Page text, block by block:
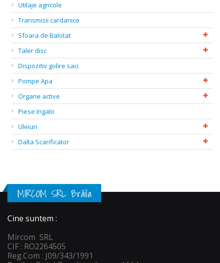
Utilaje agricole
Transmisii cardanice
Sfoara de Balotat
Taler disc
Dispozitiv golire saci
Pompe Apa
Organe active
Piese Irigatii
Uleiuri
Dalta Scarificator
MIRCOM SRL Brăila
Cine suntem :
Mircom SRL
CIF : RO2264505
Reg.Com : J09/343/1991